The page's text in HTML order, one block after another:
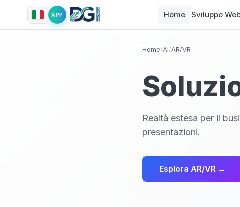
APP Home Sviluppo Web
Home/AI/AR/VR
Realtà estesa per il
presentazioni.
Esplora AR/VR →